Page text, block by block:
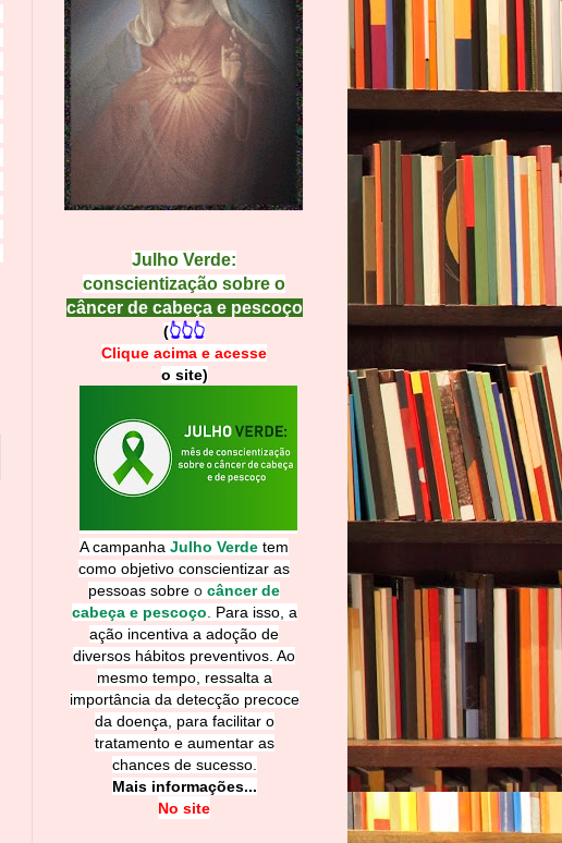
Julho Verde:
conscientização sobre o
câncer de cabeça e pescoço
(👆👆👆
Clique acima e acesse
o site)
A campanha Julho Verde tem
como objetivo conscientizar as
pessoas sobre o câncer de
cabeça e pescoço
Para isso, a
ação incentiva a adoção de
diversos hábitos preventivos. Ao
mesmo tempo, ressalta a
importância da detecção precoce
da doença, para facilitar o
tratamento e aumentar as
chances de sucesso.
Mais informações...
No site